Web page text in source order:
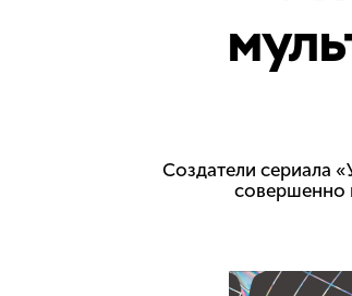
Создатели сериала
совершенно